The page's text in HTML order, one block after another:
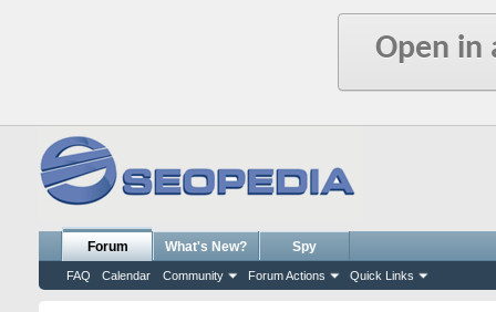
Open in
Forum
FAQ Calendar Community Forum Actions Quick Links
What's New? Spy